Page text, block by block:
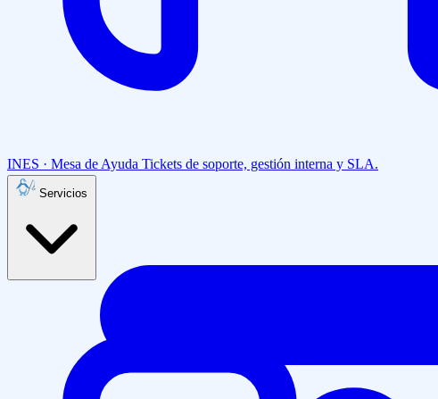
INES · Mesa de Ayuda Tickets de soporte, gestión interna y SLA.